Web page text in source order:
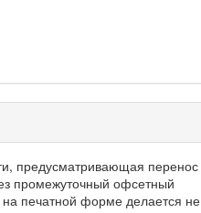
предусматривающая перенос
промежуточный офсетный
на печатной форме делается не